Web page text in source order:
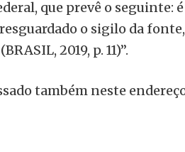
que prevê o seguinte:
o sigilo da
2019, p. 11)”.
também neste